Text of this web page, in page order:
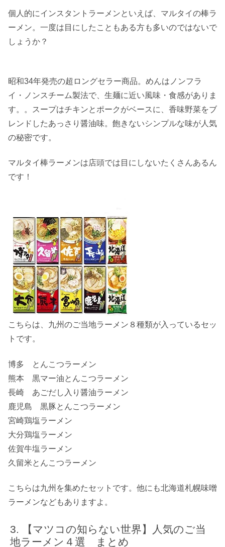
個人的にインスタントラーメンといえば、マルタイの棒ラ
ーメン。一度は目にしたこともある方も多いのではないで
しょうか？
昭和34年発売の超ロングセラー商品。めんはノンフラ
イ・ノンスチーム製法で、生麺に近い風味・食感がありま
す。。スープはチキンとポークがベースに、香味野菜をブ
レンドしたあっさり醤油味。飽きないシンプルな味が人気
の秘密です。
マルタイ棒ラーメンは店頭では目にしないたくさんあるん
です！
こちらは、九州のご当地ラーメン８種類が入っているセッ
トです。
博多 とんこつラーメン
熊本 黒マー油とんこつラーメン
長崎 あごだし入り醤油ラーメン
鹿児島 黒豚とんこつラーメン
宮崎鶏塩ラーメン
大分鶏塩ラーメン
佐賀牛塩ラーメン
久留米とんこつラーメン
こちらは九州を集めたセットです。他にも北海道札幌味噌
ラーメンなどもありますよ。
【マツコの知らない世界】人気のご当
地ラーメン４選 まとめ